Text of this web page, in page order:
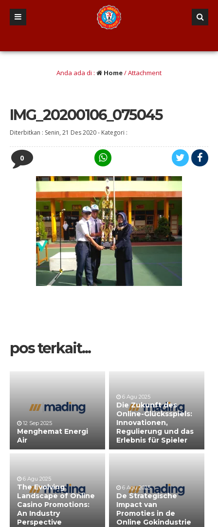
Anda ada di : Home/ Attachment
IMG_20200106_075045
Diterbitkan : Senin, 21 Des 2020- Kategori :
0
pos terkait...
12 Sep 2025
Menghemat Energi
Air
6 Agu 2025
Die Zukunft des
Online-Glücksspiels:
Innovationen,
Regulierung und das
Erlebnis für Spieler
6 Agu 2025
The Evolving
Landscape of Online
Casino Promotions:
An Industry
Perspective
6 Agu 2025
De Strategische
Impact van
Promoties in de
Online Gokindustrie